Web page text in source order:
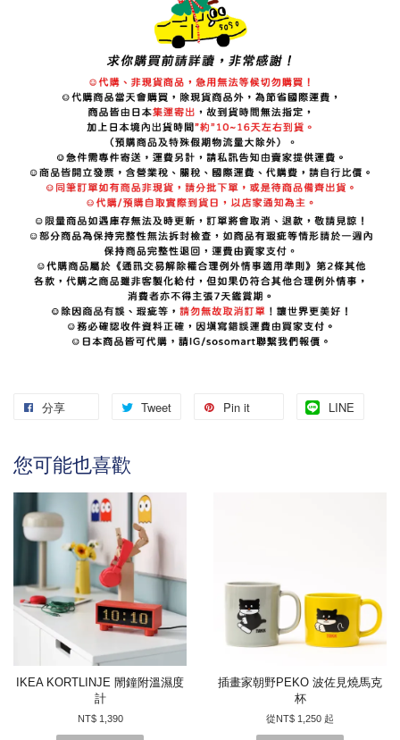
分享 Tweet Pin it LINE
您可能也喜歡
IKEA KORTLINJE 閙鐘附溫濕度
計
NT$ 1,390
插畫家朝野PEKO 波佐見燒馬克
杯
從NT$ 1,250 起